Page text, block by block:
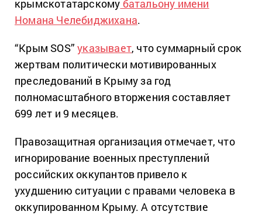
крымскотатарскому батальону имени
Номана Челебиджихана.
“Крым SOS”указывает, что суммарный срок
жертвам политически мотивированных
преследований в Крыму за год
полномасштабного вторжения составляет
699 лет и 9 месяцев.
Правозащитная организация отмечает, что
игнорирование военных преступлений
российских оккупантов привело к
ухудшению ситуации с правами человека в
оккупированном Крыму. А отсутствие